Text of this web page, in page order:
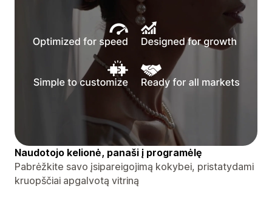
Naudotojo kelionė, panaši į programėlę
Pabrėžkite savo įsipareigojimą kokybei, pristatydami
kruopščiai apgalvotą vitriną